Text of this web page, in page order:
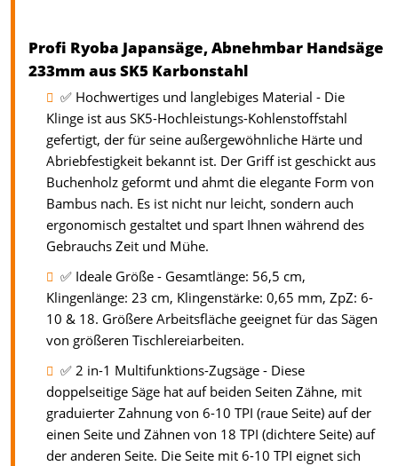
Profi Ryoba Japansäge, Abnehmbar Handsäge
233mm aus SK5 Karbonstahl
✅ Hochwertiges und langlebiges Material - Die
Klinge ist aus SK5-Hochleistungs-Kohlenstoffstahl
gefertigt, der für seine außergewöhnliche Härte und
Abriebfestigkeit bekannt ist. Der Griff ist geschickt aus
Buchenholz geformt und ahmt die elegante Form von
Bambus nach. Es ist nicht nur leicht, sondern auch
ergonomisch gestaltet und spart Ihnen während des
Gebrauchs Zeit und Mühe.
✅ Ideale Größe - Gesamtlänge: 56,5 cm,
Klingenlänge: 23 cm, Klingenstärke: 0,65 mm, ZpZ: 6-
10 & 18. Größere Arbeitsfläche geeignet für das Sägen
von größeren Tischlereiarbeiten.
✅ 2 in-1 Multifunktions-Zugsäge - Diese
doppelseitige Säge hat auf beiden Seiten Zähne, mit
graduierter Zahnung von 6-10 TPI (raue Seite) auf der
einen Seite und Zähnen von 18 TPI (dichtere Seite) auf
der anderen Seite. Die Seite mit 6-10 TPI eignet sich